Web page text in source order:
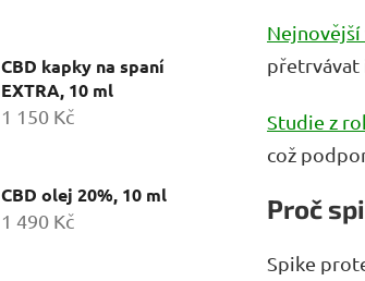
CBD kapky na spaní
EXTRA, 10 ml
1 150 Kč
CBD olej 20%, 10 ml
1 490 Kč
Nejnovější
přetrvávat
Studie z
což
Proč
Spike